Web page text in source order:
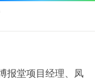
报堂项目经理、凤